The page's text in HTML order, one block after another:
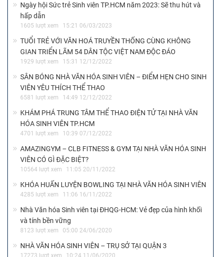
Ngày hội Sức trẻ Sinh viên TP.HCM năm 2023: Sẽ thu hút và
hấp dẫn
1605 lượt xem 15:21 06/03/2023
TUỔI TRẺ VỚI VĂN HOÁ TRUYỀN THỐNG CÙNG KHÔNG
GIAN TRIỂN LÃM 54 DÂN TỘC VIỆT NAM ĐỘC ĐÁO
1929 lượt xem 15:31 12/12/2022
SÂN BÓNG NHÀ VĂN HÓA SINH VIÊN – ĐIỂM HẸN CHO SINH
VIÊN YÊU THÍCH THỂ THAO
6581 lượt xem 14:49 12/12/2022
KHÁM PHÁ TRUNG TÂM THỂ THAO ĐIỆN TỬ TẠI NHÀ VĂN
HÓA SINH VIÊN TP.HCM
4701 lượt xem 10:39 07/12/2022
AMAZINGYM – CLB FITNESS & GYM TẠI NHÀ VĂN HÓA SINH
VIÊN CÓ GÌ ĐẶC BIỆT?
10564 lượt xem 11:05 20/11/2022
KHÓA HUẤN LUYỆN BOWLING TẠI NHÀ VĂN HÓA SINH VIÊN
4285 lượt xem 11:06 16/11/2022
Nhà Văn hóa Sinh viên tại ĐHQG-HCM: Vẻ đẹp của hình khối
và tính bền vững
8123 lượt xem 05:00 24/06/2020
NHÀ VĂN HÓA SINH VIÊN – TRỤ SỞ TẠI QUẬN 3
17273 lượt xem 10:24 11/06/2020